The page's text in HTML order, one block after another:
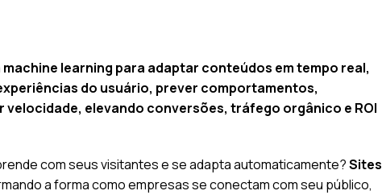
learning para adaptar conteúdos em tempo real,
do usuário, prever comportamentos,
elevando conversões, tráfego orgânico e ROI
com seus visitantes e se adapta automaticamente?Sites
a forma como empresas se conectam com seu público,